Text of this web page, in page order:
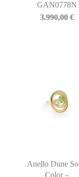
GAN0778N
3.990,00 €
Anello Dune
Color –